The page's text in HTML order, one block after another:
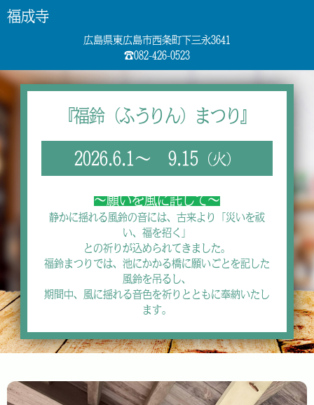
福成寺
広島県東広島市西条町下三永3641
☎082-426-0523
『福鈴（ふうりん） まつり』
2026.6.1～ 9.15（火）
～願いを風に託して～
静かに揺れる風鈴の音には、古来より「災いを祓
い、福を招く」
との祈りが込められてきました。
福鈴まつりでは、池にかかる橋に願いごとを記した
風鈴を吊るし、
期間中、風に揺れる音色を祈りとともに奉納いたし
ます。